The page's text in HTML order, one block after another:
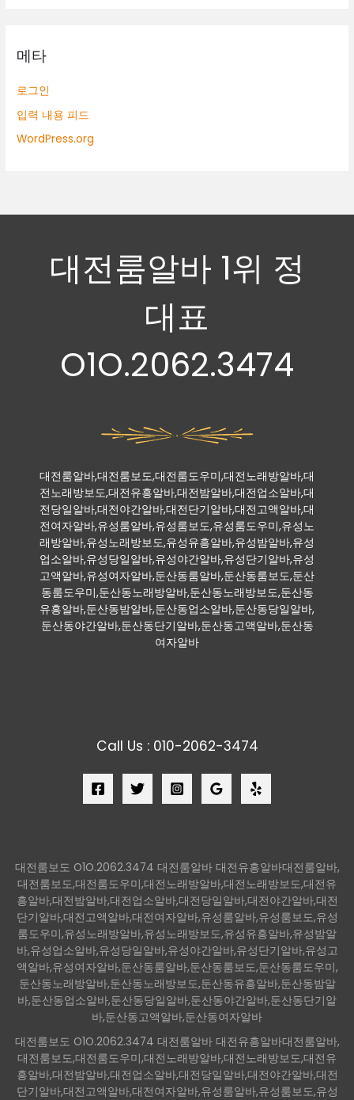
메타
로그인
입력 내용 피드
WordPress.org
대전룸알바 1위 정
대표
O1O.2062.3474
대전룸알바,대전룸보도,대전룸도우미,대전노래방알바,대
전노래방보도,대전유흥알바,대전밤알바,대전업소알바,대
전당일알바,대전야간알바,대전단기알바,대전고액알바,대
전여자알바,유성룸알바,유성룸보도,유성룸도우미,유성노
래방알바,유성노래방보도,유성유흥알바,유성밤알바,유성
업소알바,유성당일알바,유성야간알바,유성단기알바,유성
고액알바,유성여자알바,둔산동룸알바,둔산동룸보도,둔산
동룸도우미,둔산동노래방알바,둔산동노래방보도,둔산동
유흥알바,둔산동밤알바,둔산동업소알바,둔산동당일알바,
둔산동야간알바,둔산동단기알바,둔산동고액알바,둔산동
여자알바
Call Us : 010-2062-3474
대전룸보도 O1O.2062.3474 대전룸알바 대전유흥알바대전룸알바,
대전룸보도,대전룸도우미,대전노래방알바,대전노래방보도,대전유
흥알바,대전밤알바,대전업소알바,대전당일알바,대전야간알바,대전
단기알바,대전고액알바,대전여자알바,유성룸알바,유성룸보도,유성
룸도우미,유성노래방알바,유성노래방보도,유성유흥알바,유성밤알
바,유성업소알바,유성당일알바,유성야간알바,유성단기알바,유성고
액알바,유성여자알바,둔산동룸알바,둔산동룸보도,둔산동룸도우미,
둔산동노래방알바,둔산동노래방보도,둔산동유흥알바,둔산동밤알
바,둔산동업소알바,둔산동당일알바,둔산동야간알바,둔산동단기알
바,둔산동고액알바,둔산동여자알바
대전룸보도 O1O.2062.3474 대전룸알바 대전유흥알바대전룸알바,
대전룸보도,대전룸도우미,대전노래방알바,대전노래방보도,대전유
흥알바,대전밤알바,대전업소알바,대전당일알바,대전야간알바,대전
단기알바,대전고액알바,대전여자알바,유성룸알바,유성룸보도,유성